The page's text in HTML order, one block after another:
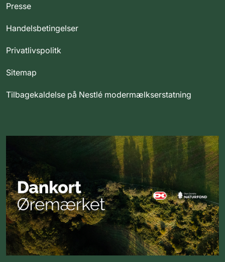
Presse
Handelsbetingelser
Privatlivspolitk
Sitemap
Tilbagekaldelse på Nestlé modermælkserstatning